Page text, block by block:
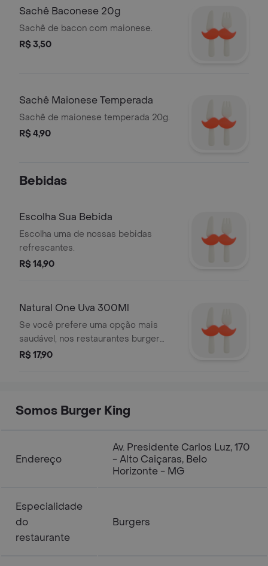
qualquer momento em uma
verdadeira delícia!
Sachê Baconese 20g
Sachê de bacon com maionese.
R$ 3,50
Sachê Maionese Temperada
Sachê de maionese temperada 20g.
R$ 4,90
Bebidas
Escolha Sua Bebida
Escolha uma de nossas bebidas
refrescantes.
R$ 14,90
Natural One Uva 300Ml
Se você prefere uma opção mais
saudável, nos restaurantes burger
king você pode escolher entre os
R$ 17,90
Somos Burger Kingㅤㅤ
Endereço
Av. Presidente Carlos Luz, 170
- Alto Caiçaras, Belo
Horizonte - MG
Especialidade
do
restaurante
Burgers